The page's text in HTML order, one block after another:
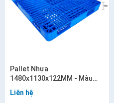
Pallet Nhựa
1480x1130x122MM - Màu
Liên hệ